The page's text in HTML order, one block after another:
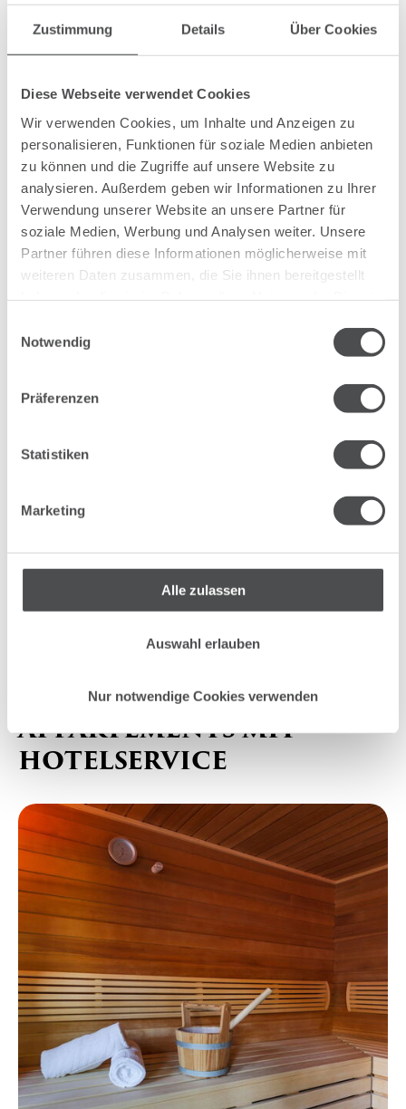
Zustimmung Details Über Cookies
Diese Webseite verwendet Cookies
Wir verwenden Cookies, um Inhalte und Anzeigen zu
personalisieren, Funktionen für soziale Medien anbieten
zu können und die Zugriffe auf unsere Website zu
analysieren. Außerdem geben wir Informationen zu Ihrer
Verwendung unserer Website an unsere Partner für
soziale Medien, Werbung und Analysen weiter. Unsere
Partner führen diese Informationen möglicherweise mit
weiteren Daten zusammen, die Sie ihnen bereitgestellt
Notwendig
Präferenzen
Statistiken
Marketing
Alle zulassen
Auswahl erlauben
Nur notwendige Cookies verwenden
2
Backofen
Bademantel
Küche
Kühlschrank
Mikrowelle
Wasserkocher
Dusche
MODERNE LUXUS-
APPARTEMENTS MIT
HOTELSERVICE